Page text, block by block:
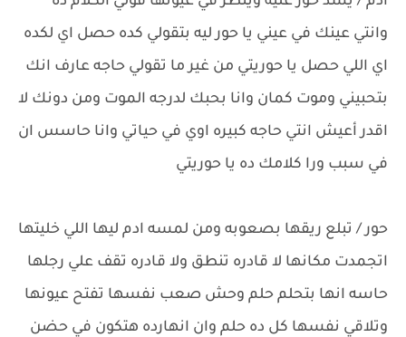
وانتي عينك في عيني يا حور ليه بتقولي كده حصل اي لكده
اي اللي حصل يا حوريتي من غير ما تقولي حاجه عارف انك
بتحبيني وموت كمان وانا بحبك لدرجه الموت ومن دونك لا
اقدر أعيش انتي حاجه كبيره اوي في حياتي وانا حاسس ان
في سبب ورا كلامك ده يا حوريتي
حور / تبلع ريقها بصعوبه ومن لمسه ادم ليها اللي خليتها
اتجمدت مكانها لا قادره تنطق ولا قادره تقف علي رجلها
حاسه انها بتحلم حلم وحش صعب نفسها تفتح عيونها
وتلاقي نفسها كل ده حلم وان انهارده هتكون في حضن